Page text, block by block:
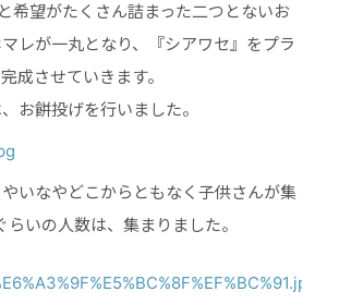
希望がたくさん詰まった二つとないお
レが一丸となり、『シアワセ』をプラ
成させていきます。
お餅投げを行いました。
やいなやどこからともなく子供さんが集
らいの人数は、集まりました。